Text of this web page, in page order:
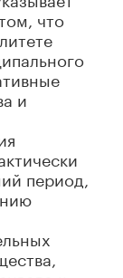
что
и
период,